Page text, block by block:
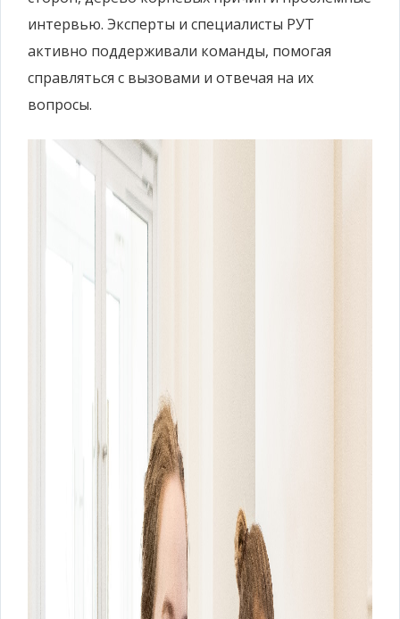
интервью. Эксперты и специалисты РУТ
активно поддерживали команды, помогая
справляться с вызовами и отвечая на их
вопросы.